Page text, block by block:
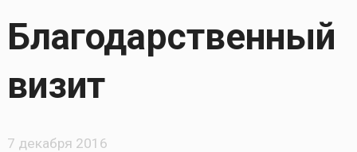
Благодарственный
визит
7 декабря 2016